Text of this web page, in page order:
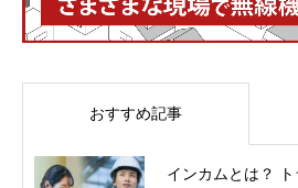
おすすめ記事
インカムとは？